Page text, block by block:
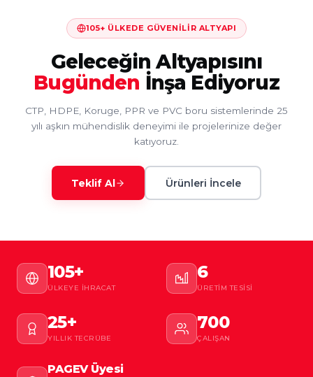
105+ ÜLKEDE GÜVENILIR ALTYAPI
Geleceğin Altyapısını
Bugünden İnşa Ediyoruz
CTP, HDPE, Koruge, PPR ve PVC boru sistemlerinde 25
yılı aşkın mühendislik deneyimi ile projelerinize değer
katıyoruz.
Teklif Al Ürünleri İncele
105+
ÜLKEYE İHRACAT
6
ÜRETIM TESISI
25+
YILLIK TECRÜBE
700
ÇALIŞAN
PAGEV Üyesi